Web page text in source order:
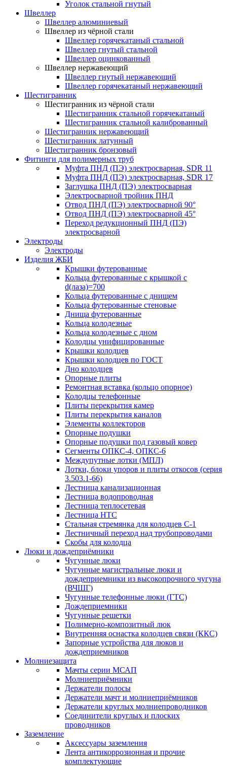
Уголок стальной гнутый
Швеллер
Швеллер алюминиевый
Швеллер из чёрной стали
Швеллер горячекатаный стальной
Швеллер гнутый стальной
Швеллер оцинкованный
Швеллер нержавеющий
Швеллер гнутый нержавеющий
Швеллер горячекатаный нержавеющий
Шестигранник
Шестигранник из чёрной стали
Шестигранник стальной горячекатаный
Шестигранник стальной калиброванный
Шестигранник нержавеющий
Шестигранник латунный
Шестигранник бронзовый
Фитинги для полимерных труб
Муфта ПНД (ПЭ) электросварная, SDR 11
Муфта ПНД (ПЭ) электросварная, SDR 17
Заглушка ПНД (ПЭ) электросварная
Электросварной тройник ПНД
Отвод ПНД (ПЭ) электросварной 90°
Отвод ПНД (ПЭ) электросварной 45°
Переход редукционный ПНД (ПЭ)
электросварной
Электроды
Электроды
Изделия ЖБИ
Крышки футерованные
Кольца футерованные с крышкой с
d(лаза)=700
Кольца футерованные с днищем
Кольца футерованные стеновые
Днища футерованные
Кольца колодезные
Кольца колодезные с дном
Колодцы унифицированные
Крышки колодцев
Крышки колодцев по ГОСТ
Дно колодцев
Опорные плиты
Ремонтная вставка (кольцо опорное)
Колодцы телефонные
Плиты перекрытия камер
Плиты перекрытия каналов
Элементы коллекторов
Опорные подушки
Опорные подушки под газовый ковер
Сегменты ОПКС-4, ОПКС-6
Междупутные лотки (МПЛ)
Лотки, блоки упоров и плиты откосов (серия
3.503.1-66)
Лестница канализационная
Лестница водопроводная
Лестница теплосетевая
Лестница НТС
Стальная стремянка для колодцев С-1
Лестничный переход над трубопроводами
Скобы для колодца
Люки и дождеприёмники
Чугунные люки
Чугунные магистральные люки и
дождеприемники из высокопрочного чугуна
(ВЧШГ)
Чугунные телефонные люки (ГТС)
Дождеприемники
Чугунные решетки
Полимерно-композитный люк
Внутренняя оснастка колодцев связи (ККС)
Запорные устройства для люков и
дождеприемников
Молниезащита
Мачты серии МСАП
Молниеприёмники
Держатели полосы
Держатели мачт и молниеприёмников
Держатели круглых молниепроводников
Cоединители круглых и плоских
проводников
Заземление
Аксессуары заземления
Лента антикоррозионная и прочие
комплектующие